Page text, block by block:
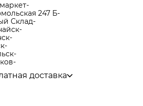
-
247 Б-
Склад-
-
-
-
-
-
доставка